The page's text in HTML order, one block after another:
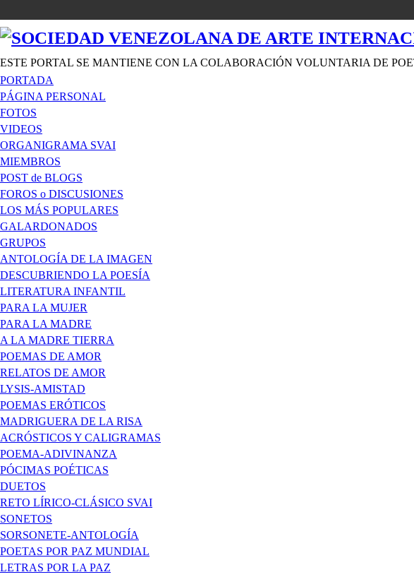
ESTE PORTAL SE MANTIENE CON LA COLABORACIÓN VOLUNTARIA DE
PORTADA
PÁGINA PERSONAL
FOTOS
VIDEOS
ORGANIGRAMA SVAI
MIEMBROS
POST de BLOGS
FOROS o DISCUSIONES
LOS MÁS POPULARES
GALARDONADOS
GRUPOS
ANTOLOGÍA DE LA IMAGEN
DESCUBRIENDO LA POESÍA
LITERATURA INFANTIL
PARA LA MUJER
PARA LA MADRE
A LA MADRE TIERRA
POEMAS DE AMOR
RELATOS DE AMOR
LYSIS-AMISTAD
POEMAS ERÓTICOS
MADRIGUERA DE LA RISA
ACRÓSTICOS Y CALIGRAMAS
POEMA-ADIVINANZA
PÓCIMAS POÉTICAS
DUETOS
RETO LÍRICO-CLÁSICO SVAI
SONETOS
SORSONETE-ANTOLOGÍA
POETAS POR PAZ MUNDIAL
LETRAS POR LA PAZ